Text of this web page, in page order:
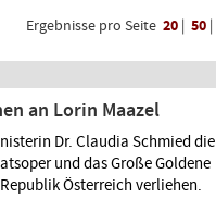
Ergebnisse pro Seite 20 | 50 |
an Lorin Maazel
Dr. Claudia Schmied die
und das Große Goldene
Österreich verliehen.